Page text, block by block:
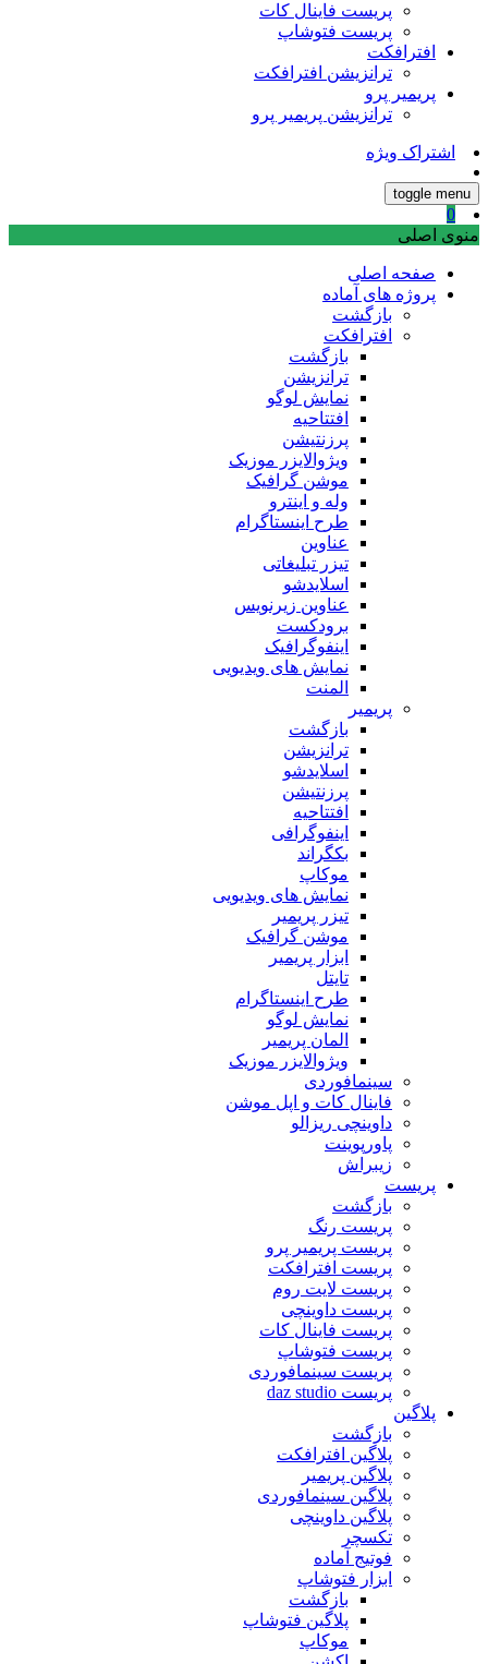
پریست فاینال کات
پریست فتوشاپ
افترافکت
ترانزیشن افترافکت
پریمیر پرو
ترانزیشن پریمیر پرو
اشتراک ویژه
toggle menu
0
منوی اصلی
صفحه اصلی
پروژه های آماده
بازگشت
افترافکت
بازگشت
ترانزیشن
نمایش لوگو
افتتاحیه
پرزنتیشن
ویژوالایزر موزیک
موشن گرافیک
وله و اینترو
طرح اینستاگرام
عناوین
تیزر تبلیغاتی
اسلایدشو
عناوین زیرنویس
برودکست
اینفوگرافیک
نمایش های ویدیویی
المنت
پریمیر
بازگشت
ترانزیشن
اسلایدشو
پرزنتیشن
افتتاحیه
اینفوگرافی
بکگراند
موکاپ
نمایش های ویدیویی
تیزر پریمیر
موشن گرافیک
ابزار پریمیر
تایتل
طرح اینستاگرام
نمایش لوگو
المان پریمیر
ویژوالایزر موزیک
سینمافوردی
فاینال کات و اپل موشن
داوینچی ریزالو
پاورپوینت
زیبراش
پریست
بازگشت
پریست رنگ
پریست پریمیر پرو
پریست افترافکت
پریست لایت روم
پریست داوینچی
پریست فاینال کات
پریست فتوشاپ
پریست سینمافوردی
پریست daz studio
پلاگین
بازگشت
پلاگین افترافکت
پلاگین پریمیر
پلاگین سینمافوردی
پلاگین داوینچی
تکسچر
فوتیج آماده
ابزار فتوشاپ
بازگشت
پلاگین فتوشاپ
موکاپ